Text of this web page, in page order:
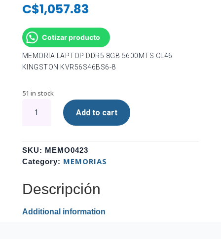
C$1,057.83
Cotizar producto
MEMORIA LAPTOP DDR5 8GB 5600MTS CL46
KINGSTON KVR56S46BS6-8
51 in stock
LAPTOP
5600MTS
CL46
KVR56S46BS6-
8
Add to cart
SKU: MEMO0423
Category: MEMORIAS
Descripción
Additional information